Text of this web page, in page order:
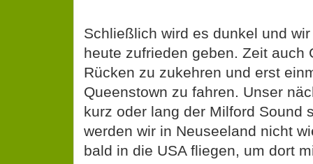
Schließlich wird es dunkel und
heute zufrieden geben. Zeit auch
Rücken zu zukehren und erst
Queenstown zu fahren. Unser
kurz oder lang der Milford Sound
werden wir in Neuseeland nicht
bald in die USA fliegen, um dort